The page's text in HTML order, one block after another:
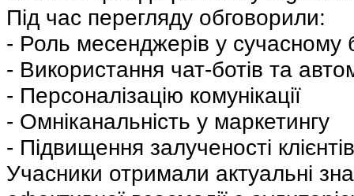
Під час перегляду обговорили:
- Роль месенджерів у сучасному
- Використання чат-ботів та
- Персоналізацію комунікації
- Омніканальність у маркетингу
- Підвищення залученості клієнтів
Учасники отримали актуальні